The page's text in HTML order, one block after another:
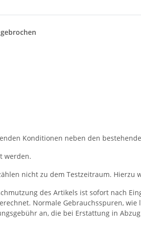
Konditionen neben den
werden.
nicht zu dem Testzeitraum.
des Artikels ist sofort nach
Normale Gebrauchsspuren,
an, die bei Erstattung in